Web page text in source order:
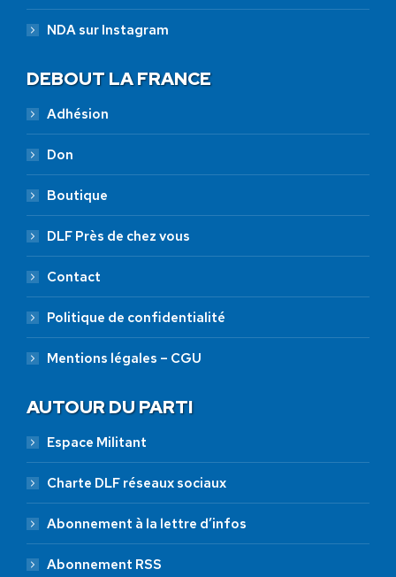
NDA sur Instagram
DEBOUT LA FRANCE
Adhésion
Don
Boutique
DLF Près de chez vous
Contact
Politique de confidentialité
Mentions légales – CGU
AUTOUR DU PARTI
Espace Militant
Charte DLF réseaux sociaux
Abonnement à la lettre d’infos
Abonnement RSS